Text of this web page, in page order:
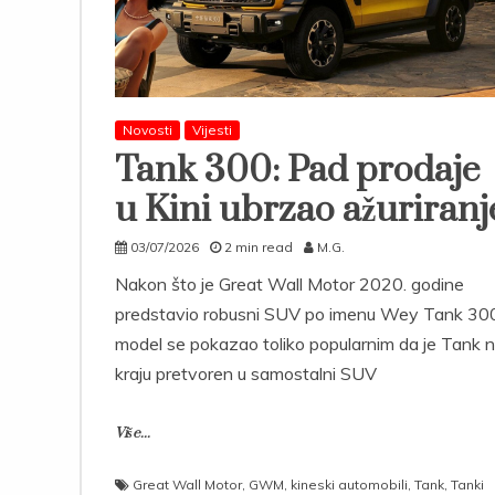
Novosti Vijesti
Tank 300: Pad prodaje
u Kini ubrzao
03/07/2026 2 min read M.G.
Nakon što je Great Wall Motor 2020. godine
predstavio robusni SUV po imenu Wey Tank
model se pokazao toliko popularnim da je Tank
kraju pretvoren u samostalni SUV
Više...
Great Wall Motor, GWM kineski automobili Tank Tanki